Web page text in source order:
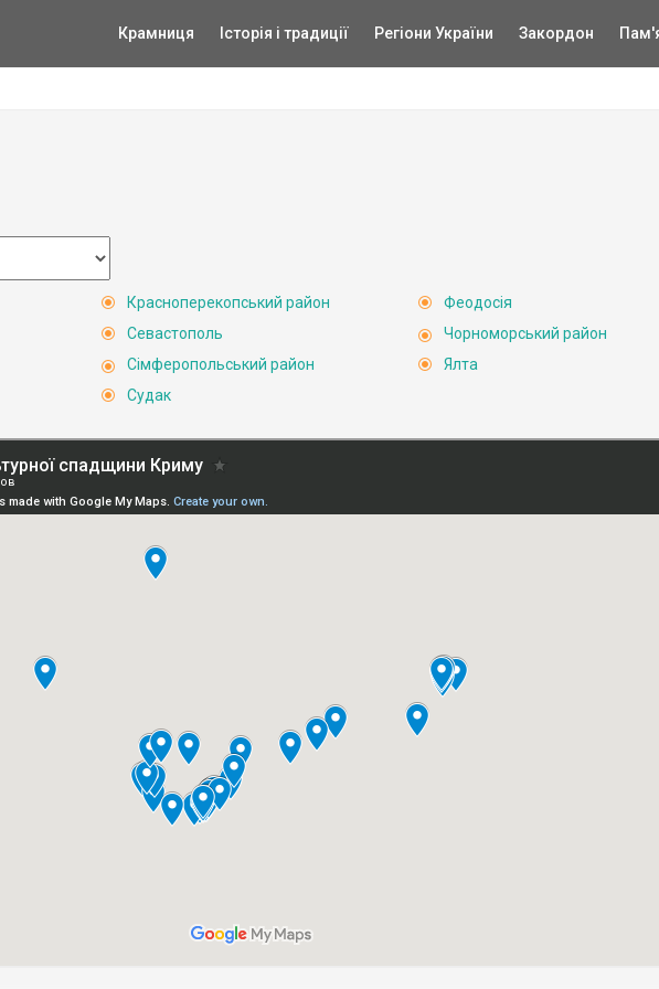
Крамниця Історія і традиції Регіони України Закордон
Красноперекопський район
Севастополь
Сімферопольський район
Судак
Феодосія
Чорноморський район
Ялта